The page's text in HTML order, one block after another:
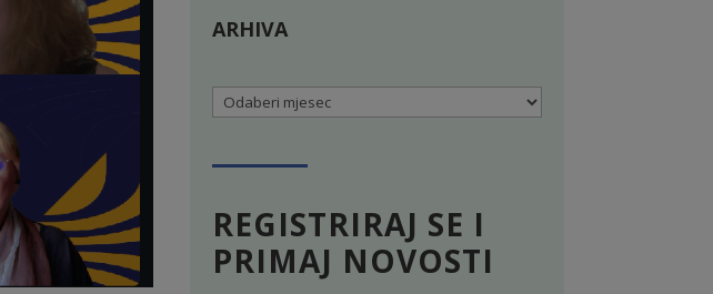
ARHIVA
Arhiva
REGISTRIRAJ SE I
PRIMAJ NOVOSTI